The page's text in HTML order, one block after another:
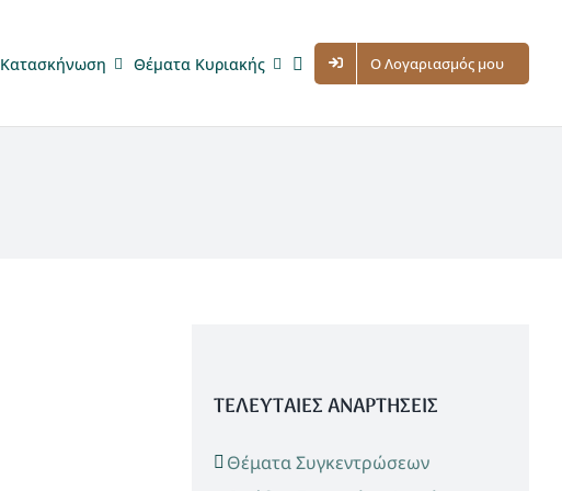
Κατασκήνωση Θέματα Κυριακής Ο Λογαριασμός μου
ΤΕΛΕΥΤΑΙΕΣ ΑΝΑΡΤΗΣΕΙΣ
Θέματα Συγκεντρώσεων